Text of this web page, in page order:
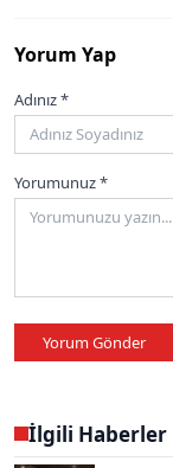
Yorum Yap
Adınız *
Yorumunuz *
Yorum Gönder
İlgili Haberler